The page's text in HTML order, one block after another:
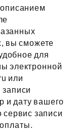
вы сможете
для
электронной
или
и дату вашего
записи